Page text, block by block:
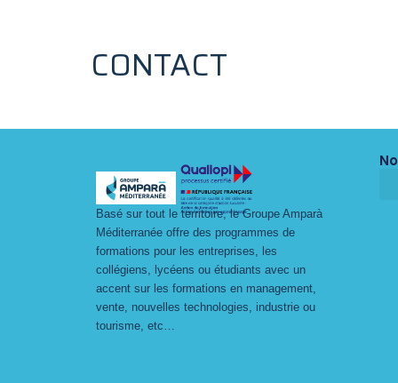
CONTACT
Basé sur tout le territoire, le Groupe Amparà
Méditerranée offre des programmes de
formations pour les entreprises, les
collégiens, lycéens ou étudiants avec un
accent sur les formations en management,
vente, nouvelles technologies, industrie ou
tourisme, etc…